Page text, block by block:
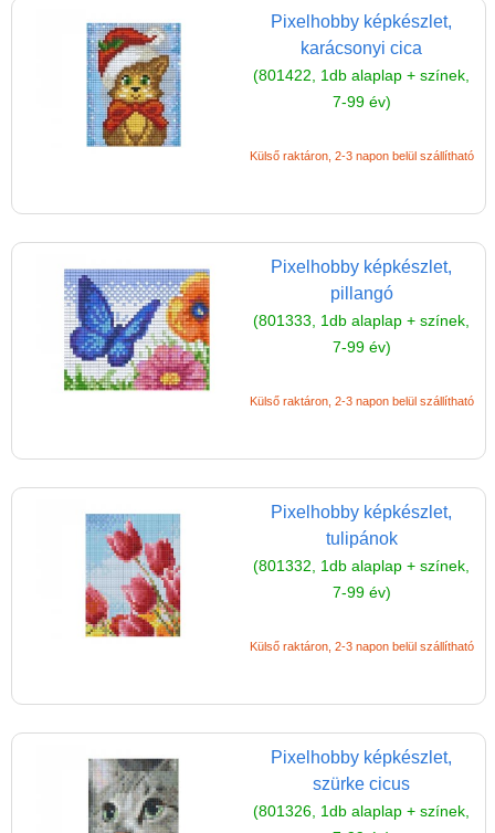
Pixelhobby képkészlet,
karácsonyi cica
(801422, 1db alaplap + színek,
7-99 év)
Külső raktáron, 2-3 napon belül szállítható
Pixelhobby képkészlet,
pillangó
(801333, 1db alaplap + színek,
7-99 év)
Külső raktáron, 2-3 napon belül szállítható
Pixelhobby képkészlet,
tulipánok
(801332, 1db alaplap + színek,
7-99 év)
Külső raktáron, 2-3 napon belül szállítható
Pixelhobby képkészlet,
szürke cicus
(801326, 1db alaplap + színek,